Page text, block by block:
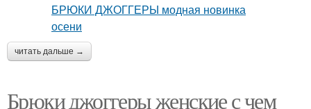
читать дальше →
Брюки джоггеры женские с чем